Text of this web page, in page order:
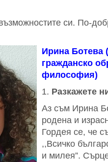
си. По-
Ирина Ботева
гражданско
философия)
Разкажете
Аз съм Ирина
родена и
Гордея се, че
,,Всичко
и милея”.